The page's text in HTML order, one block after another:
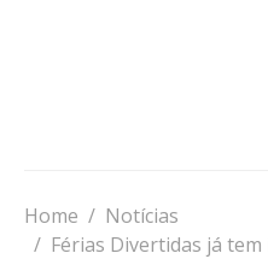
Home
Notícias
Férias Divertidas já tem